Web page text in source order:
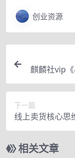
创业资源
麒麟社vip
下一篇
线上卖货核心思
相关文章